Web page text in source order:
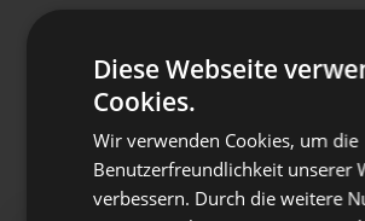
Diese Webseite
Cookies.
Wir verwenden Cookies, um die
Benutzerfreundlichkeit unserer
verbessern. Durch die weitere